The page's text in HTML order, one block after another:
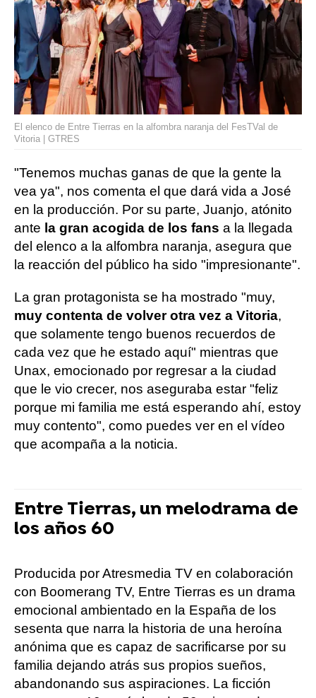
El elenco de Entre Tierras en la alfombra naranja del FesTVal de
Vitoria | GTRES
"Tenemos muchas ganas de que la gente la
vea ya", nos comenta el que dará vida a José
en la producción. Por su parte, Juanjo, atónito
ante la gran acogida de los fans a la llegada
del elenco a la alfombra naranja, asegura que
la reacción del público ha sido "impresionante".
La gran protagonista se ha mostrado "muy,
muy contenta de volver otra vez a Vitoria,
que solamente tengo buenos recuerdos de
cada vez que he estado aquí" mientras que
Unax, emocionado por regresar a la ciudad
que le vio crecer, nos aseguraba estar "feliz
porque mi familia me está esperando ahí, estoy
muy contento", como puedes ver en el vídeo
que acompaña a la noticia.
Entre Tierras, un melodrama de
los años 60
Producida por Atresmedia TV en colaboración
con Boomerang TV, Entre Tierras es un drama
emocional ambientado en la España de los
sesenta que narra la historia de una heroína
anónima que es capaz de sacrificarse por su
familia dejando atrás sus propios sueños,
abandonando sus aspiraciones. La ficción